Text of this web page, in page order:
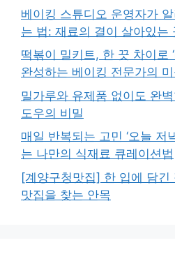
베이킹 스튜디오 운영자가 알
는 법: 재료의 결이 살아있는
떡볶이 밀키트, 한 끗 차이로
완성하는 베이킹 전문가의
밀가루와 유제품 없이도 완
도우의 비밀
매일 반복되는 고민 ‘오늘 저
는 나만의 식재료 큐레이션법
[계양구청맛집] 한 입에 담긴
맛집을 찾는 안목